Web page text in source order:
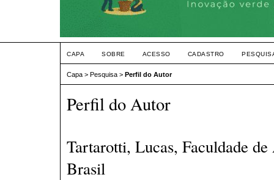
CAPA SOBRE ACESSO CADASTRO
Capa > Pesquisa > Perfil do Autor
Perfil do Autor
Tartarotti, Lucas, Faculdade
Brasil